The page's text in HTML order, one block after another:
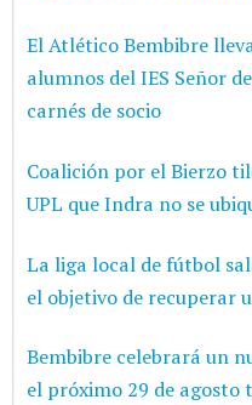
El Atlético Bembibre
alumnos del IES Señor
carnés de socio
Coalición por el Bierzo
UPL que Indra no se
La liga local de fútbol
el objetivo de recuperar
Bembibre celebrará un
el próximo 29 de agosto